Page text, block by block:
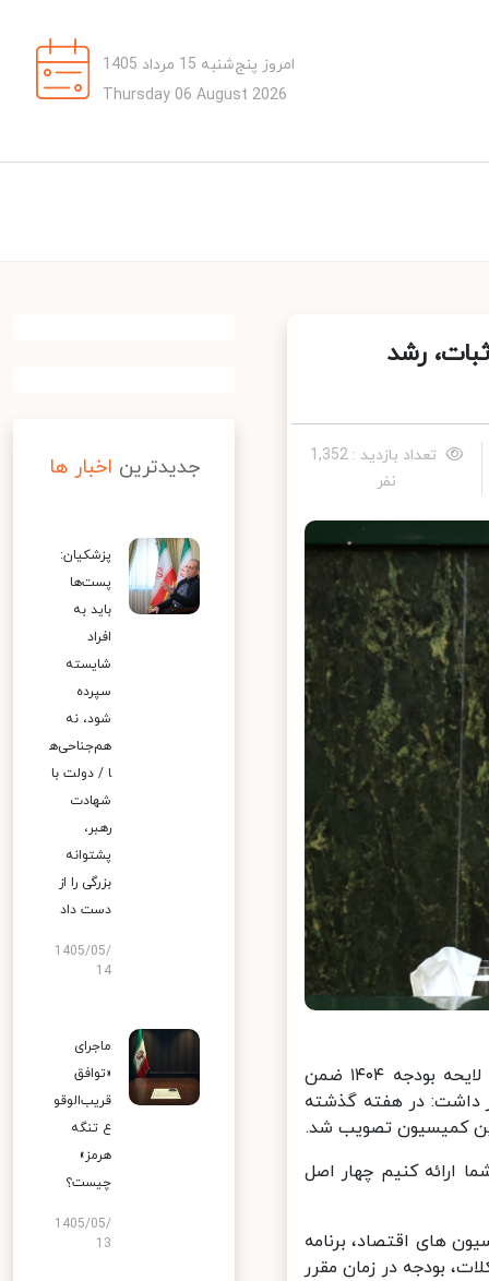
امروز پنج‌شنبه 15 مرداد 1405
Thursday 06 August 2026
به ثبات، رشد
تعداد بازدید : 1,352
نفر
مسعود پزشکیان در جلسه علنی امروز سه شنبه مجلس در دفاع از کلیات لایحه بودجه ۱۴۰۴ ضمن
در هفته گذشته
کمیسیون تصویب شد.
کنیم چهار اصل
های اقتصاد، برنامه
بودجه در زمان مقرر
جدیدترین اخبار ها
پزشکیان:
پست‌ها
باید به
افراد
شایسته
سپرده
شود، نه
هم‌جناحی‌ه
ا / دولت با
شهادت
رهبر،
پشتوانه
بزرگی را از
دست داد
1405/05/
14
ماجرای
«توافق
قریب‌الوقو
ع تنگه
هرمز»
چیست؟
1405/05/
13